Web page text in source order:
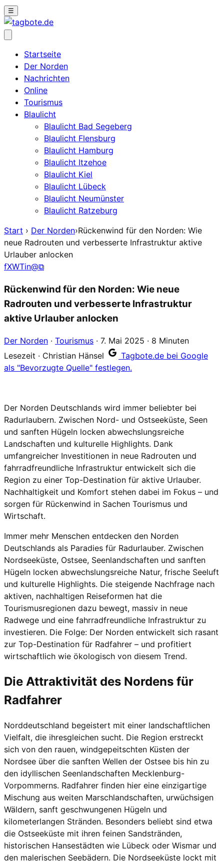
☰
Startseite
Der Norden
Nachrichten
Online
Tourismus
Blaulicht
Blaulicht Bad Segeberg
Blaulicht Flensburg
Blaulicht Hamburg
Blaulicht Itzehoe
Blaulicht Kiel
Blaulicht Lübeck
Blaulicht Neumünster
Blaulicht Ratzeburg
Start › Der Norden›Rückenwind für den Norden: Wie
neue Radrouten und verbesserte Infrastruktur aktive
Urlauber anlocken
fXWTin@⧉
Rückenwind für den Norden: Wie neue
Radrouten und verbesserte Infrastruktur
aktive Urlauber anlocken
Der Norden · Tourismus · 7. Mai 2025 · 8 Minuten
Lesezeit · Christian Hänsel
Tagbote.de bei Google
als "Bevorzugte Quelle" festlegen.
Der Norden Deutschlands wird immer beliebter bei
Radurlaubern. Zwischen Nord- und Ostseeküste, Seen
und sanften Hügeln locken abwechslungsreiche
Landschaften und kulturelle Highlights. Dank
umfangreicher Investitionen in neue Radrouten und
fahrradfreundliche Infrastruktur entwickelt sich die
Region zu einer Top-Destination für aktive Urlauber.
Nachhaltigkeit und Komfort stehen dabei im Fokus – und
sorgen für Rückenwind in Sachen Tourismus und
Wirtschaft.
Immer mehr Menschen entdecken den Norden
Deutschlands als Paradies für Radurlauber. Zwischen
Nordseeküste, Ostsee, Seenlandschaften und sanften
Hügeln locken abwechslungsreiche Natur, frische Seeluft
und kulturelle Highlights. Die steigende Nachfrage nach
aktiven, nachhaltigen Reiseformen hat die
Tourismusregionen dazu bewegt, massiv in neue
Radwege und eine fahrradfreundliche Infrastruktur zu
investieren. Die Folge: Der Norden entwickelt sich rasant
zur Top-Destination für Radfahrer – und profitiert
wirtschaftlich wie ökologisch von diesem Trend.
Die Attraktivität des Nordens für
Radfahrer
Norddeutschland begeistert mit einer landschaftlichen
Vielfalt, die ihresgleichen sucht. Die Region erstreckt
sich von den rauen, windgepeitschten Küsten der
Nordsee über die sanften Wellen der Ostsee bis hin zu
den idyllischen Seenlandschaften Mecklenburg-
Vorpommerns. Radfahrer finden hier eine einzigartige
Mischung aus weiten Marschlandschaften, urwüchsigen
Wäldern, sanft geschwungenen Hügeln und
kilometerlangen Stränden. Besonders beliebt sind etwa
die Ostseeküste mit ihren feinen Sandstränden,
historischen Hansestädten wie Lübeck oder Wismar und
den malerischen Seebädern. Die Nordseeküste lockt mit